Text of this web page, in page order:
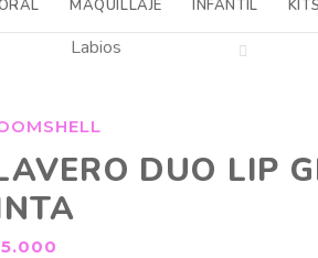
MAQUILLAJE INFANTIL KITS
Labios
DUO LIP